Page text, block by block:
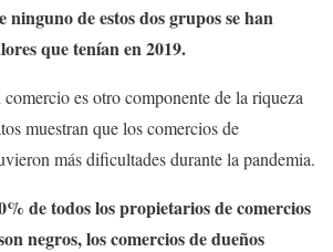
ninguno de estos dos grupos se han
que tenían en 2019.
es otro componente de la riqueza
muestran que los comercios de
más dificultades durante la pandemia.
de todos los propietarios de comercios
negros, los comercios de dueños